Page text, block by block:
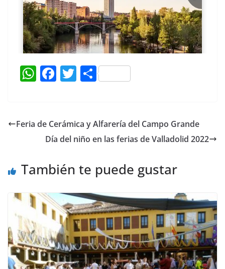
W
s
A
p
F
e
b
o
T
er
C
p
ar
Feria de Cerámica y Alfarería del Campo Grande
Día del niño en las ferias de Valladolid 2022
También te puede gustar